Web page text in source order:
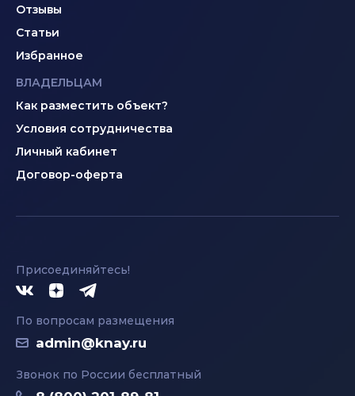
Отзывы
Статьи
Избранное
ВЛАДЕЛЬЦАМ
Как разместить объект?
Условия сотрудничества
Личный кабинет
Договор-оферта
Присоединяйтесь!
По вопросам размещения
admin@knay.ru
Звонок по России бесплатный